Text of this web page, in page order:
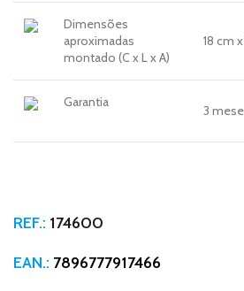
Dimensões
aproximadas
montado (C x L x A)
18 cm
Garantia
3
REF.: 174600
EAN.: 7896777917466